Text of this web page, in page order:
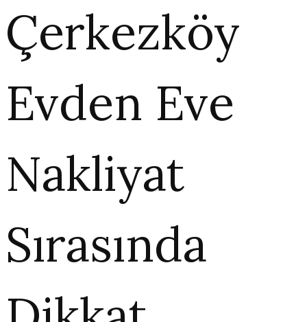
Çerkezköy
Evden Eve
Nakliyat
Sırasında